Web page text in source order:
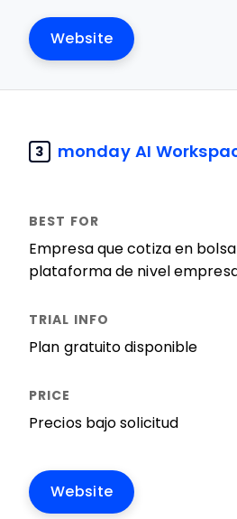
Website
3 monday AI
Empresa que cotiza en
plataforma de nivel
Plan gratuito disponible
Precios bajo solicitud
Website